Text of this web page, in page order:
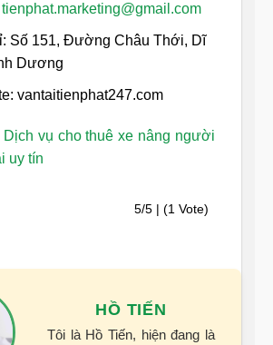
tienphat.marketing@gmail.com
Số 151, Đường Châu Thới, Dĩ
Dương
vantaitienphat247.com
Dịch vụ cho thuê xe nâng người
uy tín
5/5 | (1 Vote)
HỒ TIẾN
Tôi là Hồ Tiến, hiện đang là